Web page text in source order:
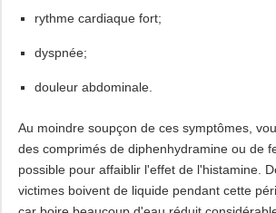
rythme cardiaque fort;
dyspnée;
douleur abdominale.
Au moindre soupçon de ces symptômes,
des comprimés de diphenhydramine ou de
possible pour affaiblir l'effet de l'histamine.
victimes boivent de liquide pendant cette